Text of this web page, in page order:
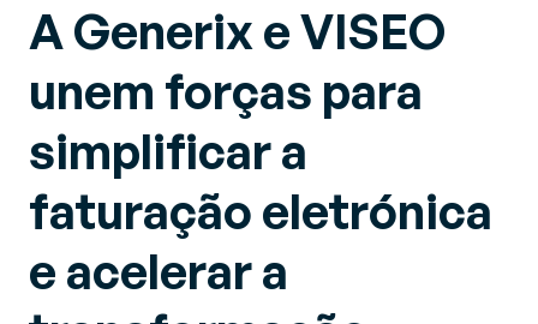
A Generix e VISEO
unem forças para
simplificar a
faturação eletrónica
e acelerar a